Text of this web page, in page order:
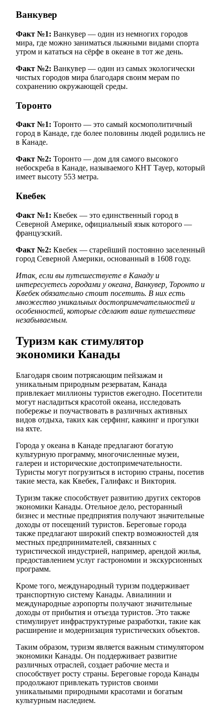
Ванкувер
Факт №1: Ванкувер — один из немногих городов
мира, где можно заниматься лыжными видами спорта
утром и кататься на сёрфе в океане в тот же день.
Факт №2: Ванкувер — один из самых экологически
чистых городов мира благодаря своим мерам по
сохранению окружающей среды.
Торонто
Факт №1: Торонто — это самый космополитичный
город в Канаде, где более половины людей родились не
в Канаде.
Факт №2: Торонто — дом для самого высокого
небоскреба в Канаде, называемого КНТ Тауер, который
имеет высоту 553 метра.
Квебек
Факт №1: Квебек — это единственный город в
Северной Америке, официальный язык которого —
французский.
Факт №2: Квебек — старейший постоянно заселенный
город Северной Америки, основанный в 1608 году.
Итак, если вы путешествуете в Канаду и
интересуетесь городами у океана, Ванкувер, Торонто и
Квебек обязательно стоит посетить. В них есть
множество уникальных достопримечательностей и
особенностей, которые сделают ваше путешествие
незабываемым.
Туризм как стимулятор
экономики Канады
Благодаря своим потрясающим пейзажам и
уникальным природным резерватам, Канада
привлекает миллионы туристов ежегодно. Посетители
могут насладиться красотой океана, исследовать
побережье и поучаствовать в различных активных
видов отдыха, таких как серфинг, каякинг и прогулки
на яхте.
Города у океана в Канаде предлагают богатую
культурную программу, многочисленные музеи,
галереи и исторические достопримечательности.
Туристы могут погрузиться в историю страны, посетив
такие места, как Квебек, Галифакс и Виктория.
Туризм также способствует развитию других секторов
экономики Канады. Отельное дело, ресторанный
бизнес и местные предприятия получают значительные
доходы от посещений туристов. Береговые города
также предлагают широкий спектр возможностей для
местных предпринимателей, связанных с
туристической индустрией, например, арендой жилья,
предоставлением услуг гастрономии и экскурсионных
программ.
Кроме того, международный туризм поддерживает
транспортную систему Канады. Авиалинии и
международные аэропорты получают значительные
доходы от прибытия и отъезда туристов. Это также
стимулирует инфраструктурные разработки, такие как
расширение и модернизация туристических объектов.
Таким образом, туризм является важным стимулятором
экономики Канады. Он поддерживает развитие
различных отраслей, создает рабочие места и
способствует росту страны. Береговые города Канады
продолжают привлекать туристов своими
уникальными природными красотами и богатым
культурным наследием.